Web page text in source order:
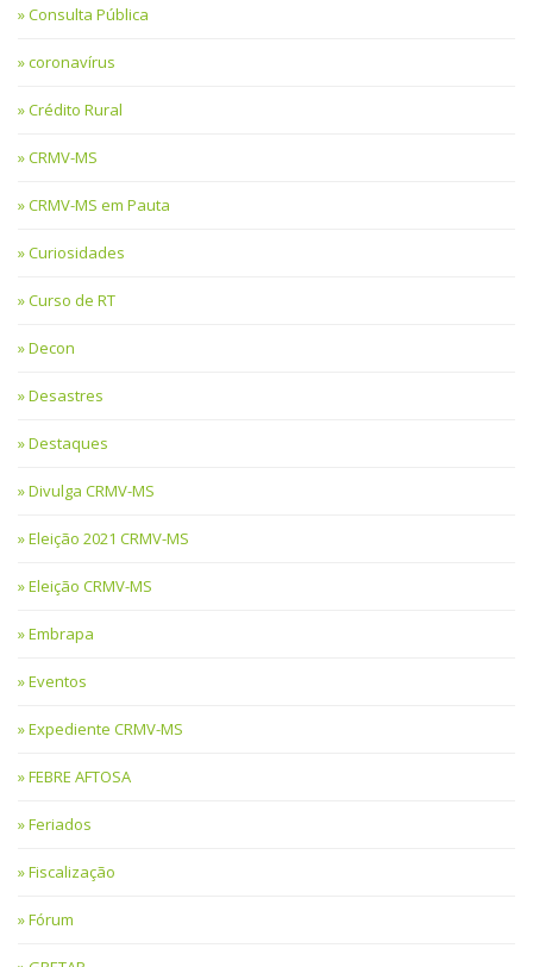
Consulta Pública
coronavírus
Crédito Rural
CRMV-MS
CRMV-MS em Pauta
Curiosidades
Curso de RT
Decon
Desastres
Destaques
Divulga CRMV-MS
Eleição 2021 CRMV-MS
Eleição CRMV-MS
Embrapa
Eventos
Expediente CRMV-MS
FEBRE AFTOSA
Feriados
Fiscalização
Fórum